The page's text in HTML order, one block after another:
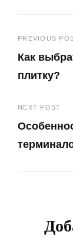
по
PREVIOUS
Как
плитку?
Post
NEXT POST